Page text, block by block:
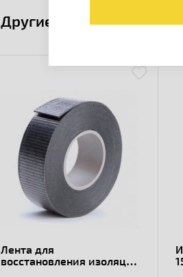
Другие товары
Лента для
восстановления изоляции